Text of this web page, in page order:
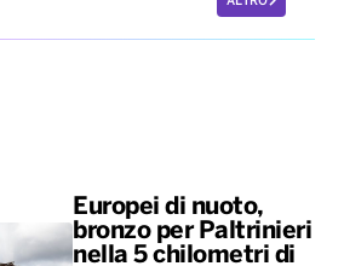
Europei di nuoto,
bronzo per Paltrinieri
nella 5 chilometri di